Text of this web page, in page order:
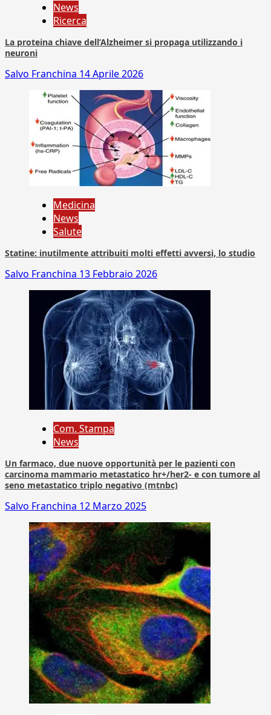
News
Ricerca
La proteina chiave dell’Alzheimer si propaga utilizzando i
neuroni
Salvo Franchina 14 Aprile 2026
Medicina
News
Salute
Statine: inutilmente attribuiti molti effetti avversi, lo studio
Salvo Franchina 13 Febbraio 2026
Com. Stampa
News
Un farmaco, due nuove opportunità per le pazienti con
carcinoma mammario metastatico hr+/her2- e con tumore al
seno metastatico triplo negativo (mtnbc)
Salvo Franchina 12 Marzo 2025